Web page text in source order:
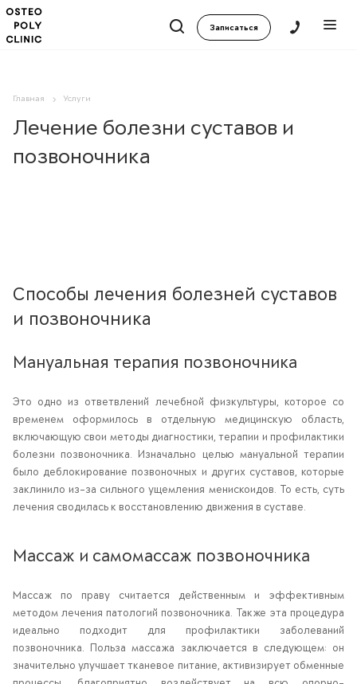
Записаться
Главная Услуги
Лечение болезни суставов и
позвоночника
Способы лечения болезней суставов
и позвоночника
Мануальная терапия позвоночника
Это одно из ответвлений лечебной физкультуры, которое со
временем оформилось в отдельную медицинскую область,
включающую свои методы диагностики, терапии и профилактики
болезни позвоночника. Изначально целью мануальной терапии
было деблокирование позвоночных и других суставов, которые
заклинило из-за сильного ущемления менискоидов. То есть, суть
лечения сводилась к восстановлению движения в суставе.
Массаж и самомассаж позвоночника
Массаж по праву считается действенным и эффективным
методом лечения патологий позвоночника. Также эта процедура
идеально подходит для профилактики заболеваний
позвоночника. Польза массажа заключается в следующем: он
значительно улучшает тканевое питание, активизирует обменные